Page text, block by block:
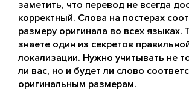
заметить, что перевод не всегда
корректный. Слова на постерах
размеру оригинала во всех языках.
знаете один из секретов
локализации. Нужно учитывать не
ли вас, но и будет ли слово
оригинальным размерам.